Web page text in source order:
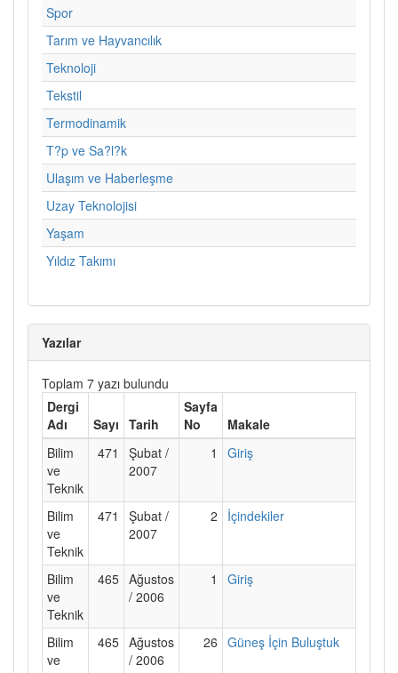
Spor
Tarım ve Hayvancılık
Teknoloji
Tekstil
Termodinamik
T?p ve Sa?l?k
Ulaşım ve Haberleşme
Uzay Teknolojisi
Yaşam
Yıldız Takımı
Yazılar
Toplam 7 yazı bulundu
Dergi
Adı
Sayı Tarih
Sayfa
No
Makale
Bilim
ve
Teknik
471
Şubat /
2007
1 Giriş
Bilim
ve
Teknik
471
Şubat /
2007
2 İçindekiler
Bilim
ve
Teknik
465 Ağustos
/ 2006
1 Giriş
Bilim
ve
465 Ağustos
/ 2006
26 Güneş İçin Buluştuk